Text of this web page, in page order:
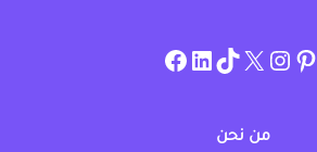
pinterest
allcouponat
twitter
TikTok
linkedin
facebook
من نحن